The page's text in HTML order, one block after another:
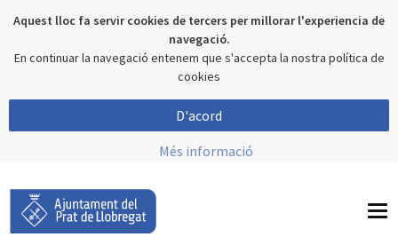
Aquest lloc fa servir cookies de tercers per millorar l'experiencia de
navegació.
En continuar la navegació entenem que s'accepta la nostra política de
cookies
D'acord
Més informació